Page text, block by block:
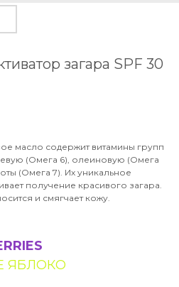
загара SPF 30
масло содержит витамины групп
(Омега 6), олеиновую (Омега
(Омега 7). Их уникальное
получение красивого загара.
и смягчает кожу.
ЯБЛОКО